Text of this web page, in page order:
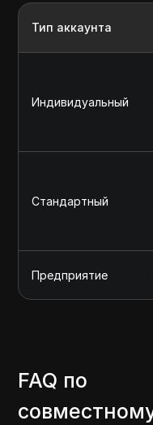
Тип аккаунта
Индивидуальный
Стандартный
Предприятие
FAQ по